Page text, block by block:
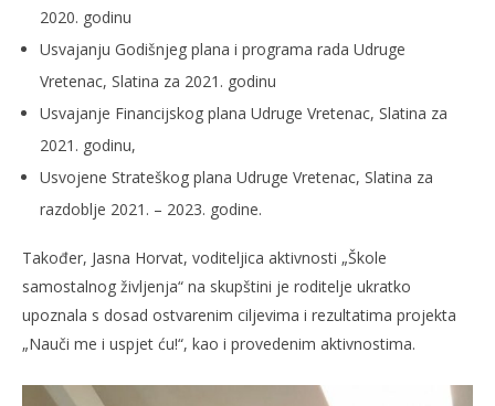
2020. godinu
Usvajanju Godišnjeg plana i programa rada Udruge
Vretenac, Slatina za 2021. godinu
Usvajanje Financijskog plana Udruge Vretenac, Slatina za
2021. godinu,
Usvojene Strateškog plana Udruge Vretenac, Slatina za
razdoblje 2021. – 2023. godine.
Također, Jasna Horvat, voditeljica aktivnosti „Škole
samostalnog življenja“ na skupštini je roditelje ukratko
upoznala s dosad ostvarenim ciljevima i rezultatima projekta
„Nauči me i uspjet ću!“, kao i provedenim aktivnostima.